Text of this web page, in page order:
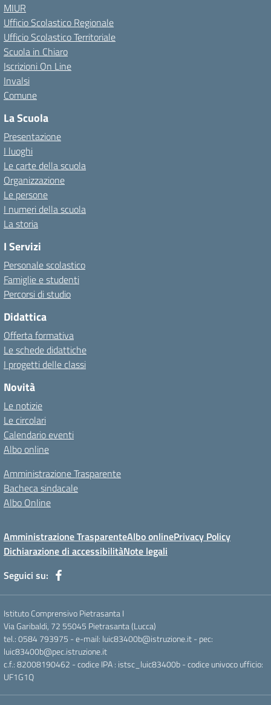
MIUR
Ufficio Scolastico Regionale
Ufficio Scolastico Territoriale
Scuola in Chiaro
Iscrizioni On Line
Invalsi
Comune
La Scuola
Presentazione
I luoghi
Le carte della scuola
Organizzazione
Le persone
I numeri della scuola
La storia
I Servizi
Personale scolastico
Famiglie e studenti
Percorsi di studio
Didattica
Offerta formativa
Le schede didattiche
I progetti delle classi
Novità
Le notizie
Le circolari
Calendario eventi
Albo online
Amministrazione Trasparente
Bacheca sindacale
Albo Online
Amministrazione TrasparenteAlbo onlinePrivacy Policy
Dichiarazione di accessibilitàNote legali
Seguici su:
Istituto Comprensivo Pietrasanta I
Via Garibaldi, 72 55045 Pietrasanta (Lucca)
tel.: 0584 793975 - e-mail: luic83400b@istruzione.it - pec:
luic83400b@pec.istruzione.it
c.f.: 82008190462 - codice IPA : istsc_luic83400b - codice univoco ufficio:
UF1G1Q